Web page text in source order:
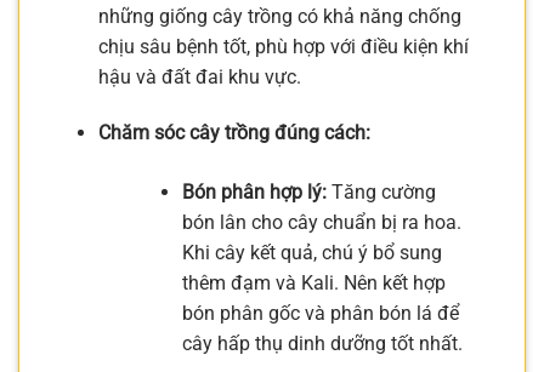
những giống cây trồng có khả năng chống
chịu sâu bệnh tốt, phù hợp với điều kiện khí
hậu và đất đai khu vực.
Chăm sóc cây trồng đúng cách:
Bón phân hợp lý:Tăng cường
bón lân cho cây chuẩn bị ra hoa.
Khi cây kết quả, chú ý bổ sung
thêm đạm và Kali. Nên kết hợp
bón phân gốc và phân bón lá để
cây hấp thụ dinh dưỡng tốt nhất.